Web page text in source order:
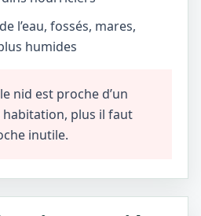
l’eau, fossés, mares,
humides
nid est proche d’un
habitation, plus il faut
inutile.